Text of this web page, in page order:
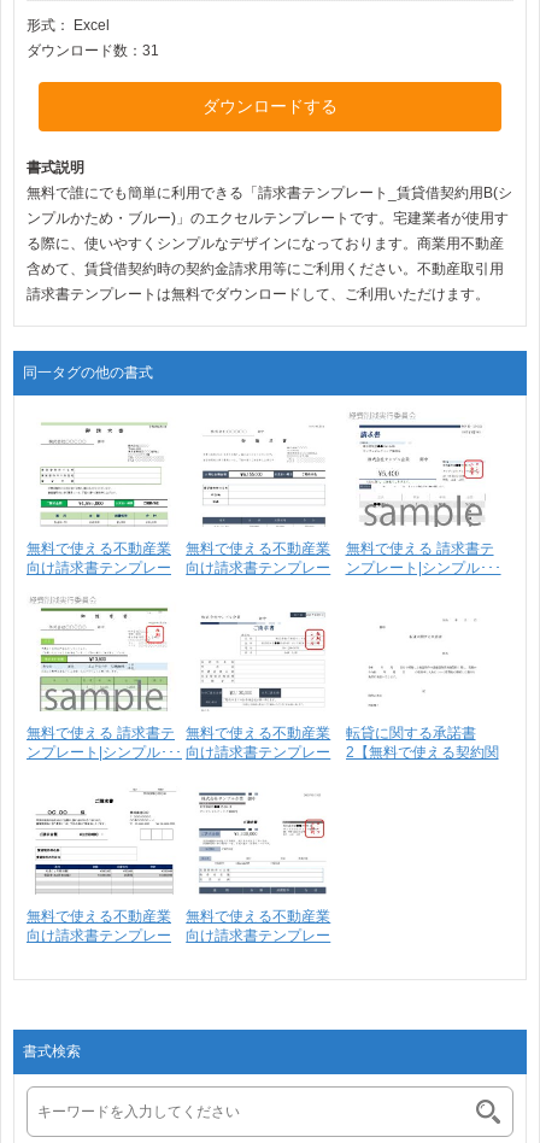
形式：
Excel
ダウンロード数：31
ダウンロードする
書式説明
無料で誰にでも簡単に利用できる「請求書テンプレート_賃貸借契約用B(シ
ンプルかため・ブルー)」のエクセルテンプレートです。宅建業者が使用す
る際に、使いやすくシンプルなデザインになっております。商業用不動産
含めて、賃貸借契約時の契約金請求用等にご利用ください。不動産取引用
請求書テンプレートは無料でダウンロードして、ご利用いただけます。
同一タグの他の書式
無料で使える不動産業
向け請求書テンプレー
無料で使える不動産業
向け請求書テンプレー
無料で使える 請求書テ
ンプレート|シンプル･･･
無料で使える 請求書テ
ンプレート|シンプル･･･
無料で使える不動産業
向け請求書テンプレー
転貸に関する承諾書
2【無料で使える契約関
無料で使える不動産業
向け請求書テンプレー
無料で使える不動産業
向け請求書テンプレー
書式検索